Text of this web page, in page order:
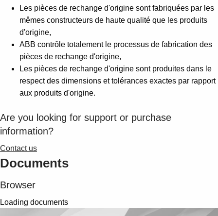
Products
See more products
Shopping list preview
Les pièces de rechange d'origine sont fabriquées par les
mêmes constructeurs de haute qualité que les produits
d'origine,
ABB contrôle totalement le processus de fabrication des
pièces de rechange d'origine,
Les pièces de rechange d'origine sont produites dans le
respect des dimensions et tolérances exactes par rapport
aux produits d'origine.
Are you looking for support or purchase
information?
Contact us
Documents
Browser
Loading documents